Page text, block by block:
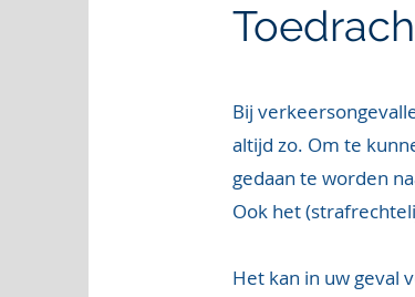
Bij
altijd zo. Om te
gedaan te worden
Ook het
Het kan in uw geval